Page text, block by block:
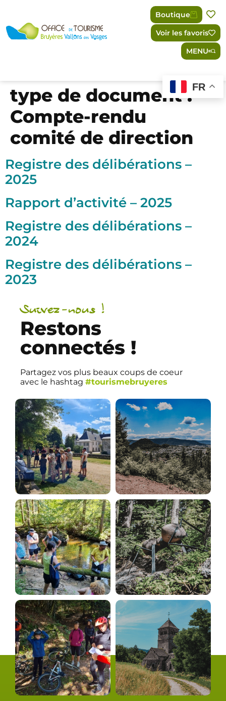
Boutique
Voir les favoris
MENU
FR
type de document :
Compte-rendu
comité de direction
Registre des délibérations –
2025
Rapport d’activité – 2025
Registre des délibérations –
2024
Registre des délibérations –
2023
Suivez-nous !
Restons
connectés !
Partagez vos plus beaux coups de coeur
avec le hashtag #tourismebruyeres